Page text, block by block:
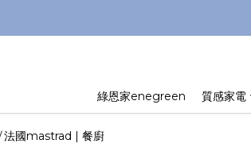
綠恩家enegreen 質感家電
法國mastrad | 餐廚